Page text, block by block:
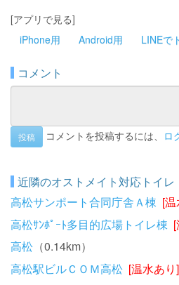
[アプリで見る]
iPhone用
Android用 LINEで
コメント
投稿 コメントを投稿するには、 ロ
近隣のオストメイト対応トイレ
高松サンポート合同庁舎Ａ棟 [
高松ｻﾝﾎﾟｰﾄ多目的広場トイレ棟
高松 （0.14km）
高松駅ビルＣＯＭ高松 [温水あり]